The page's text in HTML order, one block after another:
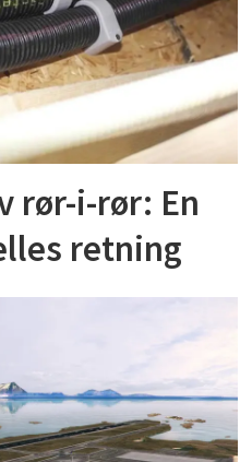
rør-i-rør: En
retning